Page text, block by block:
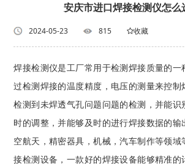
安庆市进口焊接检测仪怎么
2024-05-23 815 收藏
焊接检测仪是工厂常用于检测焊接质量的一
过检测焊接的温度精度，电压的测量来控制
检测到未焊透气孔问题问题的检测，并能识
时的调整，并能够及时的进行焊接数据的输
空航天，精密器具，机械，汽车制作等领域
接检测设备，一款好的焊接设备能够精准的